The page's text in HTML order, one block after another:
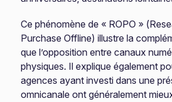
Ce phénomène de « ROPO »
Purchase Offline) illustre la
que l’opposition entre canaux
physiques. Il explique également
agences ayant investi dans une
omnicanale ont généralement